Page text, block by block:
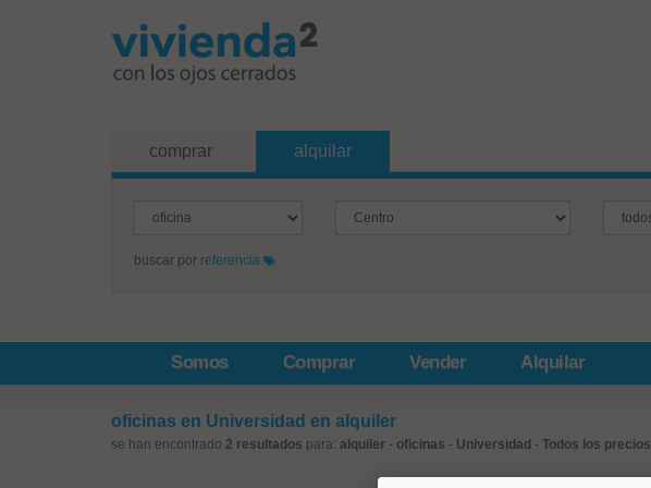
comprar alquilar
buscar por referencia
Somos Comprar Vender Alquilar
oficinas en Universidad en alquiler
se han encontrado 2 resultados para: alquiler - oficinas - Universidad - Todos los precios